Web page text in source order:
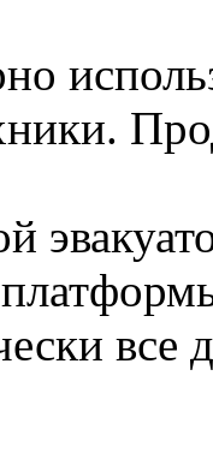
все